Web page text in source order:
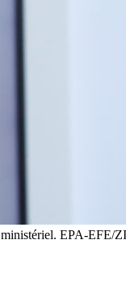
EPA-EFE/